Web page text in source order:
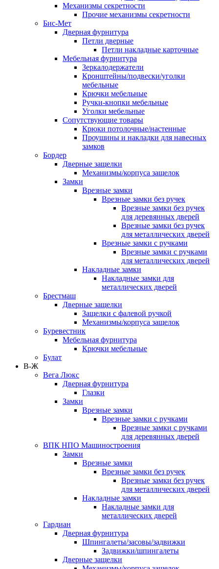
Механизмы секретности
Прочие механизмы секретности
Бис-Мет
Дверная фурнитура
Петли дверные
Петли накладные карточные
Мебельная фурнитура
Зеркалодержатели
Кронштейны/подвески/уголки
мебельные
Крючки мебельные
Ручки-кнопки мебельные
Уголки мебельные
Сопутствующие товары
Крюки потолочные/настенные
Проушины и накладки для навесных
замков
Бордер
Дверные защелки
Механизмы/корпуса защелок
Замки
Врезные замки
Врезные замки без ручек
Врезные замки без ручек
для деревянных дверей
Врезные замки без ручек
для металлических дверей
Врезные замки с ручками
Врезные замки с ручками
для металлических дверей
Накладные замки
Накладные замки для
металлических дверей
Брестмаш
Дверные защелки
Защелки с фалевой ручкой
Механизмы/корпуса защелок
Буревестник
Мебельная фурнитура
Крючки мебельные
Булат
В-Ж
Вега Люкс
Дверная фурнитура
Глазки
Замки
Врезные замки
Врезные замки с ручками
Врезные замки с ручками
для деревянных дверей
ВПК НПО Машиностроения
Замки
Врезные замки
Врезные замки без ручек
Врезные замки без ручек
для металлических дверей
Накладные замки
Накладные замки для
металлических дверей
Гардиан
Дверная фурнитура
Шпингалеты/засовы/задвижки
Задвижки/шпингалеты
Дверные защелки